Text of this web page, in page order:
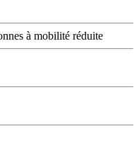
à mobilité réduite